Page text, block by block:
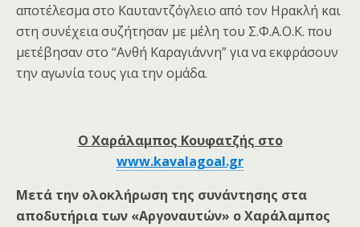
αποτέλεσμα στο Καυταντζόγλειο από τον Ηρακλή και
στη συνέχεια συζήτησαν με μέλη του Σ.Φ.Α.Ο.Κ. που
μετέβησαν στο “Ανθή Καραγιάννη” για να εκφράσουν
την αγωνία τους για την ομάδα.
Ο Χαράλαμπος Κουφατζής στο
www.kavalagoal.gr
Μετά την ολοκλήρωση της συνάντησης στα
αποδυτήρια των «Αργοναυτών» ο Χαράλαμπος